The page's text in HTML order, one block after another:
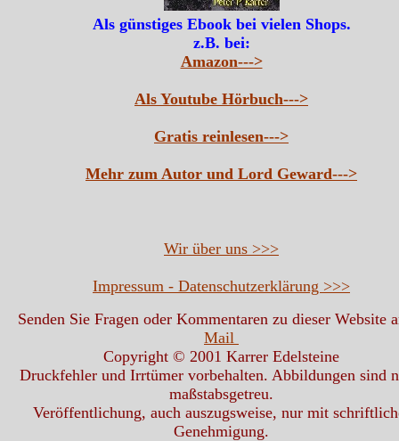
Als günstiges Ebook bei vielen Shops.
z.B. bei:
Amazon--->
Als Youtube Hörbuch--->
Gratis reinlesen--->
Mehr zum Autor und Lord Geward--->
Wir über uns >>>
Impressum - Datenschutzerklärung >>>
Senden Sie Fragen oder Kommentaren zu dieser Website
Mail
Copyright © 2001 Karrer Edelsteine
Druckfehler und Irrtümer vorbehalten. Abbildungen sind
maßstabsgetreu.
Veröffentlichung, auch auszugsweise, nur mit
Genehmigung.